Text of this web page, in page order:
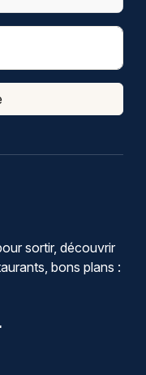
sortir, découvrir
bons plans :